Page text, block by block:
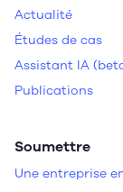
Actualité
Études de cas
Assistant IA
Publications
Soumettre
Une entreprise